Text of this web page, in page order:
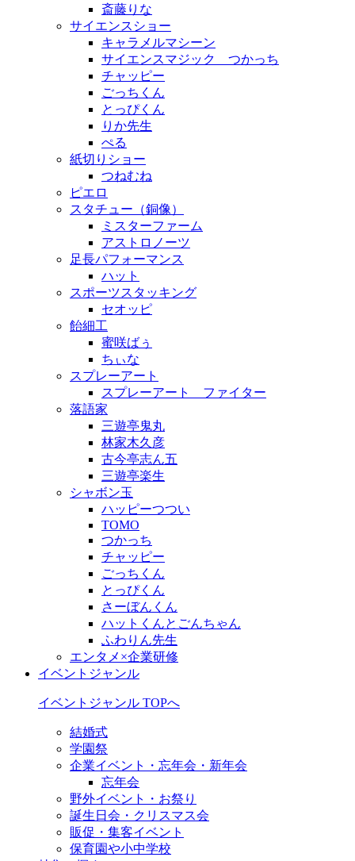
斎藤りな
サイエンスショー
キャラメルマシーン
サイエンスマジック つかっち
チャッピー
ごっちくん
とっぴくん
りか先生
ぺる
紙切りショー
つねむね
ピエロ
スタチュー（銅像）
ミスターファーム
アストロノーツ
足長パフォーマンス
ハット
スポーツスタッキング
セオッピ
飴細工
蜜咲ばぅ
ちぃな
スプレーアート
スプレーアート ファイター
落語家
三遊亭鬼丸
林家木久彦
古今亭志ん五
三遊亭楽生
シャボン玉
ハッピーつつい
TOMO
つかっち
チャッピー
ごっちくん
とっぴくん
さーぼんくん
ハットくんとごんちゃん
ふわりん先生
エンタメ×企業研修
イベントジャンル
イベントジャンル TOPへ
結婚式
学園祭
企業イベント・忘年会・新年会
忘年会
野外イベント・お祭り
誕生日会・クリスマス会
販促・集客イベント
保育園や小中学校